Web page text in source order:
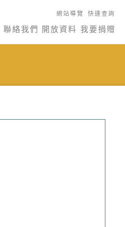
網站導覽 快速查詢
聯絡我們 開放資料 我要捐贈